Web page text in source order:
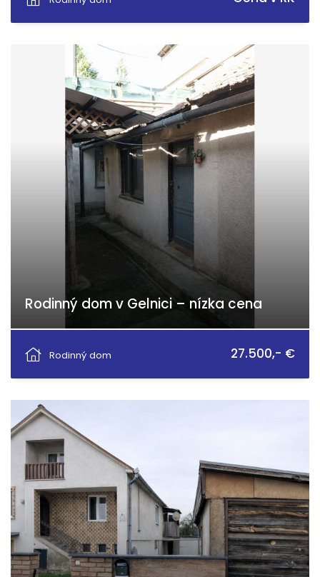
Rodinný dom v Gelnici – nízka cena
Rodinný dom
27.500,- €